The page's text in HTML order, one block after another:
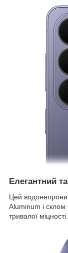
Елегантний
Цей
Aluminum і
тривалої міцності.